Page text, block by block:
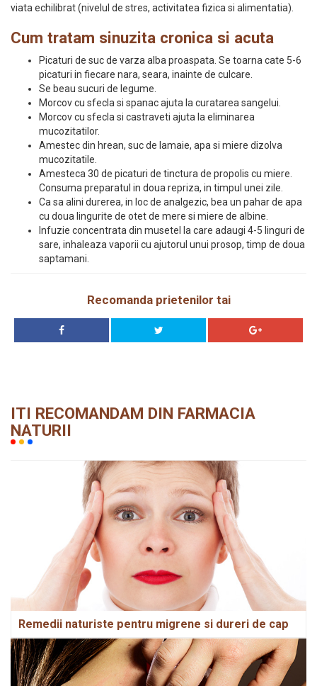
viata echilibrat (nivelul de stres, activitatea fizica si alimentatia).
Cum tratam sinuzita cronica si acuta
Picaturi de suc de varza alba proaspata. Se toarna cate 5-6
picaturi in fiecare nara, seara, inainte de culcare.
Se beau sucuri de legume.
Morcov cu sfecla si spanac ajuta la curatarea sangelui.
Morcov cu sfecla si castraveti ajuta la eliminarea
mucozitatilor.
Amestec din hrean, suc de lamaie, apa si miere dizolva
mucozitatile.
Amesteca 30 de picaturi de tinctura de propolis cu miere.
Consuma preparatul in doua repriza, in timpul unei zile.
Ca sa alini durerea, in loc de analgezic, bea un pahar de apa
cu doua lingurite de otet de mere si miere de albine.
Infuzie concentrata din musetel la care adaugi 4-5 linguri de
sare, inhaleaza vaporii cu ajutorul unui prosop, timp de doua
saptamani.
Recomanda prietenilor tai
ITI RECOMANDAM DIN FARMACIA
NATURII
Remedii naturiste pentru migrene si dureri de cap